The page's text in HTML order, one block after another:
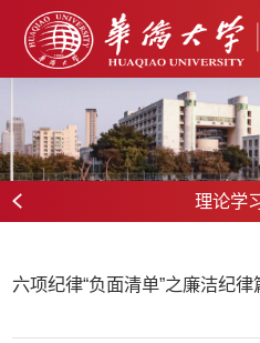
理论学
六项纪律“负面清单”之廉洁纪律